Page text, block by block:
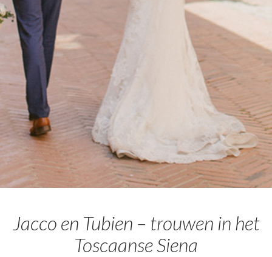
Jacco en Tubien – trouwen in het
Toscaanse Siena